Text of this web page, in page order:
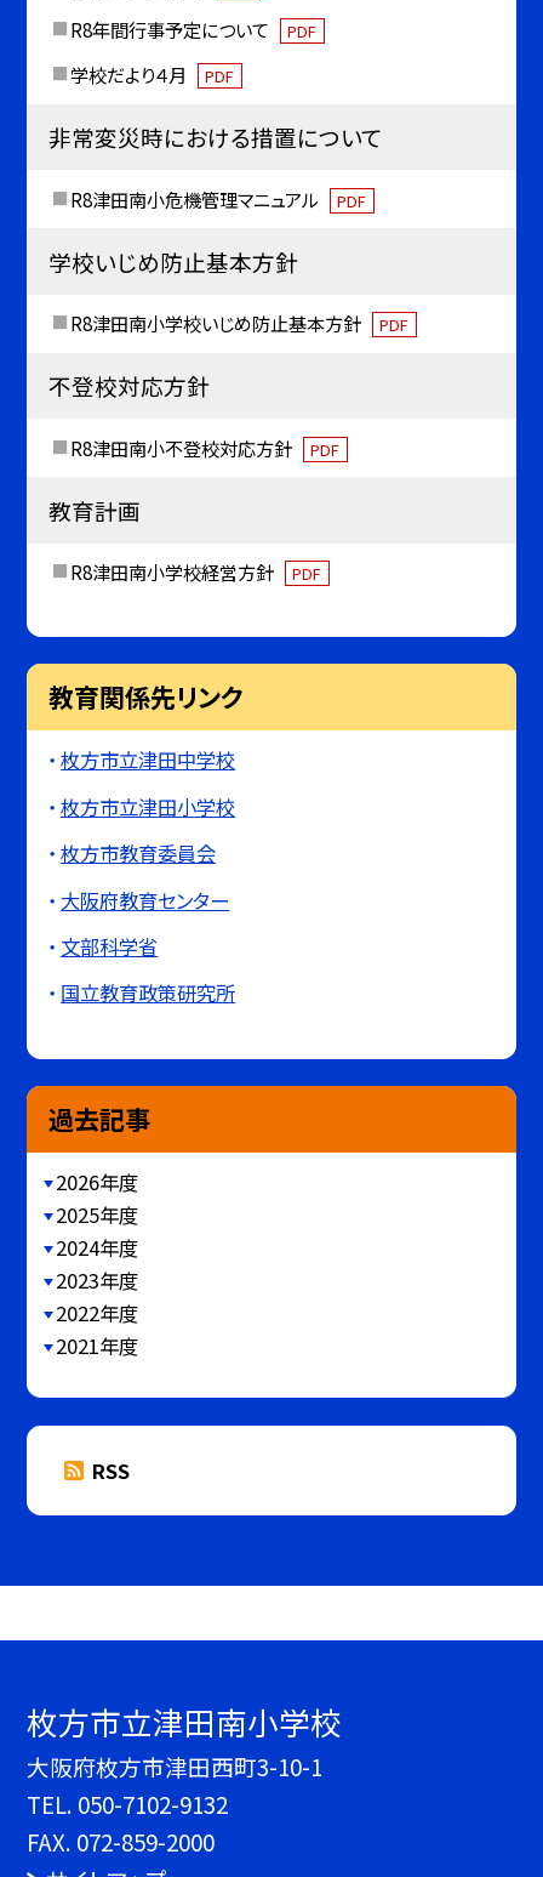
R8年間行事予定について PDF
学校だより４月 PDF
非常変災時における措置について
R8津田南小危機管理マニュアル PDF
学校いじめ防止基本方針
R8津田南小学校いじめ防止基本方針 PDF
不登校対応方針
R8津田南小不登校対応方針 PDF
教育計画
R8津田南小学校経営方針 PDF
教育関係先リンク
枚方市立津田中学校
枚方市立津田小学校
枚方市教育委員会
大阪府教育センター
文部科学省
国立教育政策研究所
過去記事
2026年度
2025年度
2024年度
2023年度
2022年度
2021年度
RSS
枚方市立津田南小学校
大阪府枚方市津田西町3-10-1
TEL. 050-7102-9132
FAX. 072-859-2000